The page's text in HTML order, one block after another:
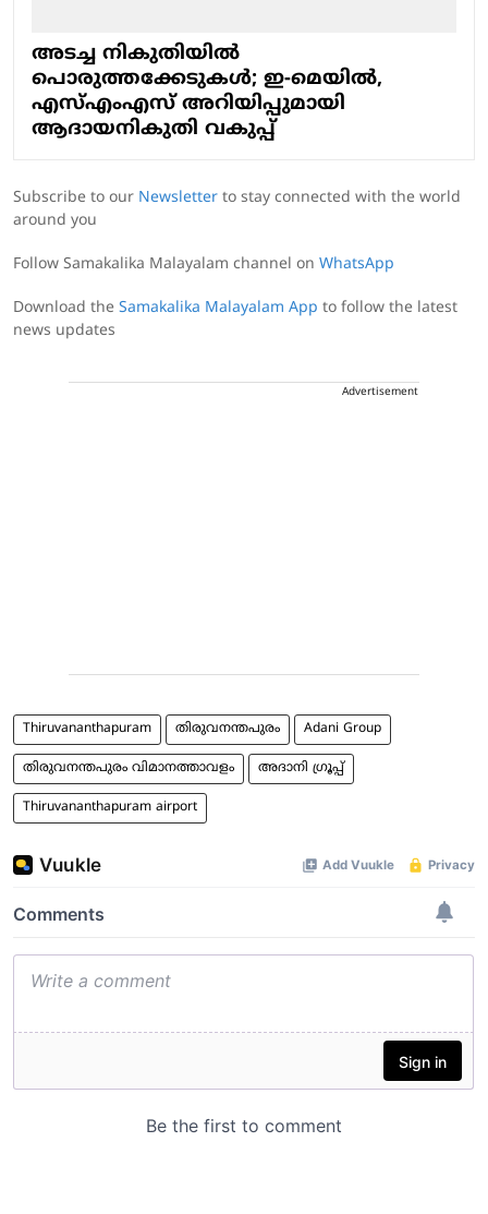
അടച്ച നികുതിയില്‍
പൊരുത്തക്കേടുകള്‍; ഇ-മെയില്‍,
എസ്എംഎസ് അറിയിപ്പുമായി
ആദായനികുതി വകുപ്പ്
Subscribe to our Newsletter to stay connected with the world
around you
Follow Samakalika Malayalam channel on WhatsApp
Download the Samakalika Malayalam App to follow the latest
news updates
Advertisement
Thiruvananthapuram തിരുവനന്തപുരം Adani Group
തിരുവനന്തപുരം വിമാനത്താവളം അദാനി ഗ്രൂപ്പ്
Thiruvananthapuram airport